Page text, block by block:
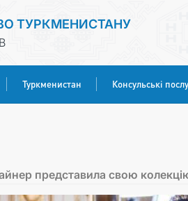
ТУРКМЕНИСТАНУ
Туркменистан Консульські
представила свою